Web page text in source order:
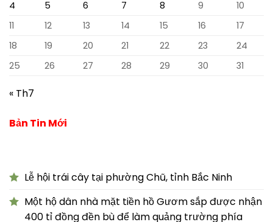
4
5 6 7 8 9
10
11
12 13 14 15 16
17
18
19 20 21 22 23
24
25
26 27 28 29 30 31
« Th7
Bản Tin Mới
Lễ hội trái cây tại phường Chũ, tỉnh Bắc Ninh
Một hộ dân nhà mặt tiền hồ Gươm sắp được nhận
400 tỉ đồng đền bù để làm quảng trường phía